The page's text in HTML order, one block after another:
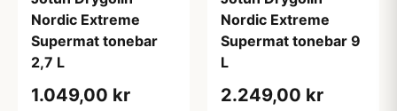
Nordic Extreme
Supermat tonebar
2,7 L
1.049,00 kr
Nordic Extreme
Supermat tonebar 9
L
2.249,00 kr